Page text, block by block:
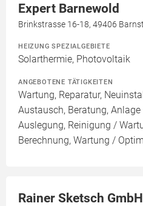
Expert Barnewold
Brinkstrasse 16-18, 49406
HEIZUNG SPEZIALGEBIETE
Solarthermie, Photovoltaik
ANGEBOTENE TÄTIGKEITEN
Wartung, Reparatur,
Austausch, Beratung,
Auslegung, Reinigung /
Berechnung, Wartung /
Rainer Sketsch GmbH